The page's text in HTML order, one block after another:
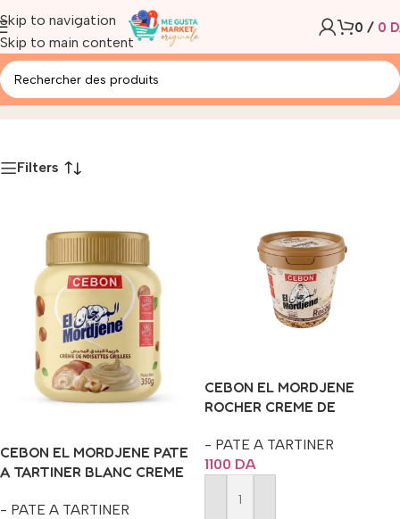
Skip to navigation
Skip to main content
0 / 0
- PATE A TARTINERAccueil/Produit
Filters
CEBON EL MORDJENE PATE
A TARTINER BLANC CREME
- PATE A TARTINER
CEBON EL MORDJENE
ROCHER CREME DE
600G
- PATE A TARTINER
1100 DA
Ajouter Au Panier